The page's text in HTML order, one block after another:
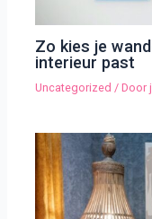
Zo kies je
interieur past
Uncategorized / Door